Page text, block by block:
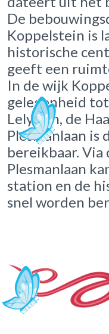
De
Koppelstein is
historische
geeft een
In de wijk
gelegenheid
Lelylaan, de
Plesmanlaan is
bereikbaar. Via
Plesmanlaan
station en de
snel worden